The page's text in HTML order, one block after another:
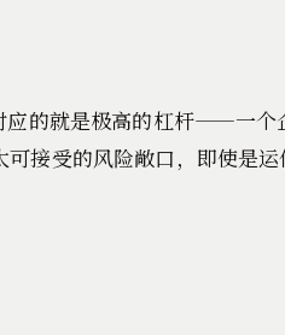
的就是极高的杠杆——一个
接受的风险敞口，即使是运